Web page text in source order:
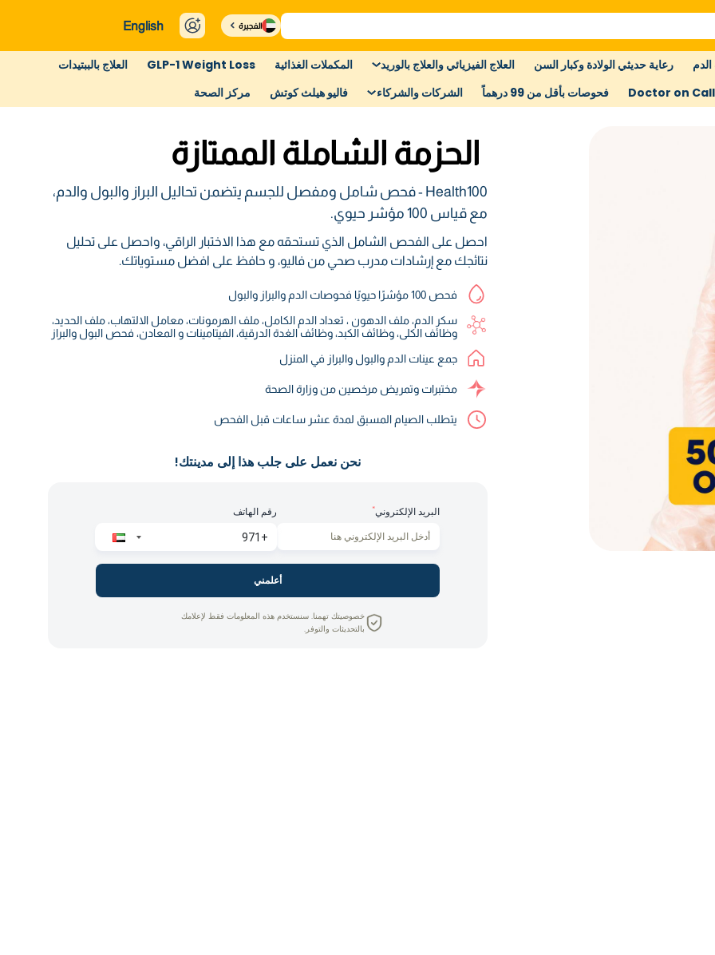
الفجيرة English
رعاية حديثي الولادة وكبار السن العلاج الفيزيائي والعلاج بالوريد المكملات الغذائية GLP-1 Weight Loss
العلاج بالببتيدات
Doctor on Call فحوصات بأقل من 99 درهماً الشركات والشركاء فاليو هيلث كوتش مركز الصحة
الحزمة الشاملة الممتازة
Health100 - فحص شامل ومفصل للجسم يتضمن تحاليل البراز والبول والدم،
مع قياس 100 مؤشر حيوي.
احصل على الفحص الشامل الذي تستحقه مع هذا الاختبار الراقي، واحصل على تحليل
نتائجك مع إرشادات مدرب صحي من فاليو، و حافظ على افضل مستوياتك.
فحص 100 مؤشرًا حيويًا فحوصات الدم والبراز والبول
سكر الدم، ملف الدهون ، تعداد الدم الكامل، ملف الهرمونات، معامل الالتهاب، ملف الحديد،
وظائف الكلى، وظائف الكبد، وظائف الغدة الدرقية، الفيتامينات و المعادن، فحص البول والبراز
جمع عينات الدم والبول والبراز في المنزل
مختبرات وتمريض مرخصين من وزارة الصحة
يتطلب الصيام المسبق لمدة عشر ساعات قبل الفحص
نحن نعمل على جلب هذا إلى مدينتك!
البريد الإلكتروني* رقم الهاتف
أعلمني
خصوصيتك تهمنا. سنستخدم هذه المعلومات فقط لإعلامك
بالتحديثات والتوفر.